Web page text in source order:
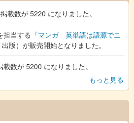
載数が 5220 になりました。
担当する 『マンガ 英単語は語源でニ
出版）が販売開始となりました。
数が 5200 になりました。
もっと見る